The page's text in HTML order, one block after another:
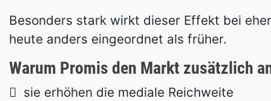
Besonders stark wirkt dieser Effekt bei
heute anders eingeordnet als früher.
Warum Promis den Markt zusätzlich
 sie erhöhen die mediale Reichweite